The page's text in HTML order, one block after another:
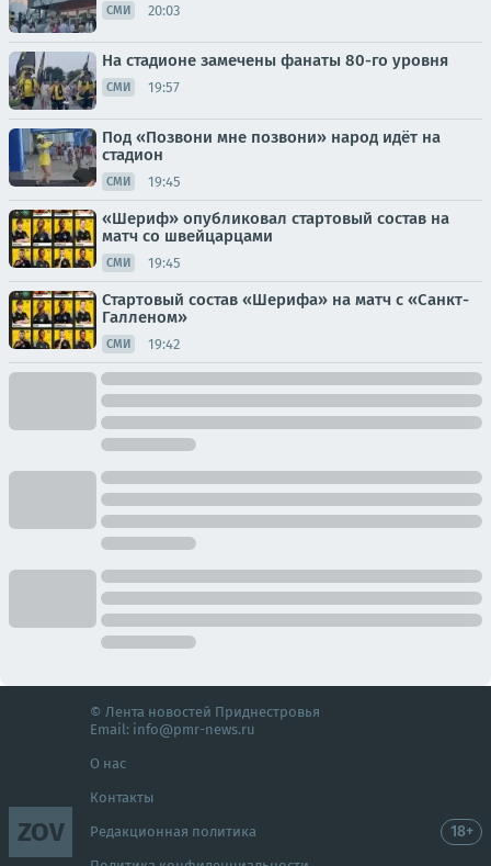
СМИ 20:03
На стадионе замечены фанаты 80-го уровня
СМИ 19:57
Под «Позвони мне позвони» народ идёт на
стадион
СМИ 19:45
«Шериф» опубликовал стартовый состав на
матч со швейцарцами
СМИ 19:45
Стартовый состав «Шерифа» на матч с «Санкт-
Галленом»
СМИ 19:42
ZOV
© Лента новостей Приднестровья
Email: info@pmr-news.ru
О нас
Контакты
Редакционная политика 18+